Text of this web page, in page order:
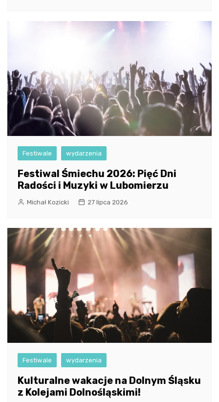
Festiwale wydarzenia
Festiwal Śmiechu 2026: Pięć Dni
Radości i Muzyki w Lubomierzu
Michał Kozicki 27 lipca 2026
Festiwale wydarzenia
Kulturalne wakacje na Dolnym Śląsku
z Kolejami Dolnośląskimi!